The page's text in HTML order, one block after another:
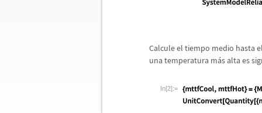
Calcule el tiempo medio hasta
una temperatura más alta es
In[2]:=